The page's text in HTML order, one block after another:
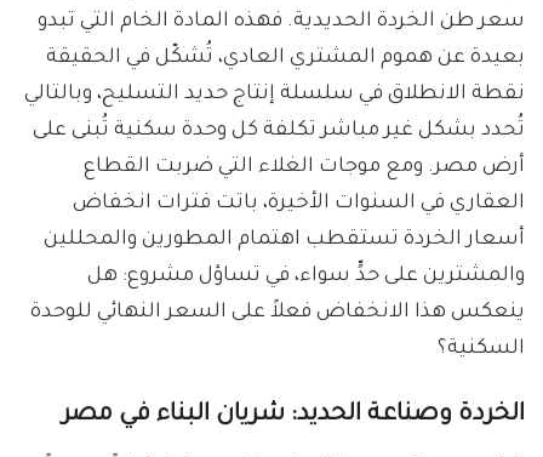
سعر طن الخردة الحديدية. فهذه المادة الخام التي تبدو
بعيدة عن هموم المشتري العادي، تُشكّل في الحقيقة
نقطة الانطلاق في سلسلة إنتاج حديد التسليح، وبالتالي
تُحدد بشكل غير مباشر تكلفة كل وحدة سكنية تُبنى على
أرض مصر. ومع موجات الغلاء التي ضربت القطاع
العقاري في السنوات الأخيرة، باتت فترات انخفاض
أسعار الخردة تستقطب اهتمام المطورين والمحللين
والمشترين على حدٍّ سواء، في تساؤل مشروع: هل
ينعكس هذا الانخفاض فعلاً على السعر النهائي للوحدة
السكنية؟
الخردة وصناعة الحديد: شريان البناء في مصر